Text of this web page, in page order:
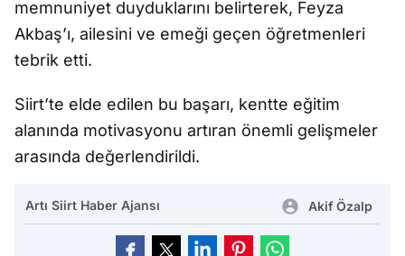
memnuniyet duyduklarını belirterek, Feyza
Akbaş’ı, ailesini ve emeği geçen öğretmenleri
tebrik etti.
Siirt’te elde edilen bu başarı, kentte eğitim
alanında motivasyonu artıran önemli gelişmeler
arasında değerlendirildi.
Artı Siirt Haber Ajansı Akif Özalp